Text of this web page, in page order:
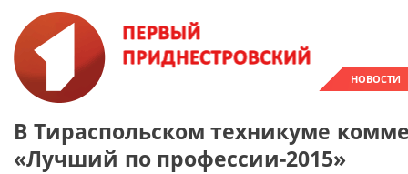
НОВОСТИ
В Тираспольском техникуме
«Лучший по профессии-2015»